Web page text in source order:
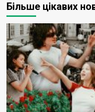
Більше цікавих